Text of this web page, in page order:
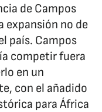
de Campos
expansión no de
país. Campos
competir fuera
en un
con el añadido
para África